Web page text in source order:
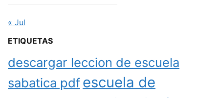
« Jul
ETIQUETAS
descargar leccion de escuela
sabatica pdfescuela de